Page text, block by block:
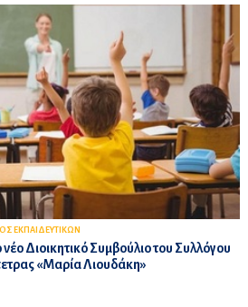
ΕΚΠΑΙΔΕΥΤΙΚΩΝ
Διοικητικό Συμβούλιο του Συλλόγου
«Μαρία Λιουδάκη»